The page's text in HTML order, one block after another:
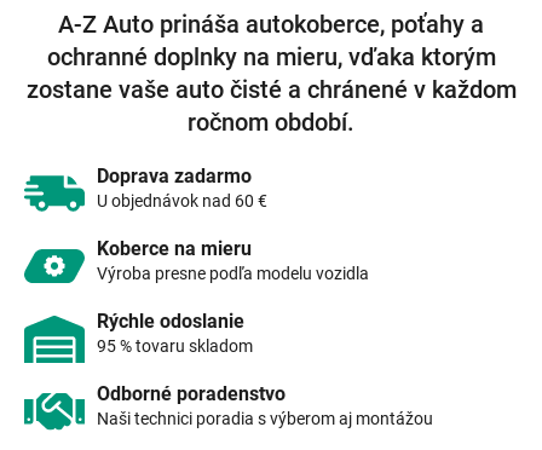
á
d
a
c
e
v
A-Z Auto prináša autokoberce, poťahy a
ochranné doplnky na mieru, vďaka ktorým
zostane vaše auto čisté a chránené v každom
ročnom období.
Doprava zadarmo
U objednávok nad 60 €
Koberce na mieru
Výroba presne podľa modelu vozidla
Rýchle odoslanie
95 % tovaru skladom
Odborné poradenstvo
Naši technici poradia s výberom aj montážou